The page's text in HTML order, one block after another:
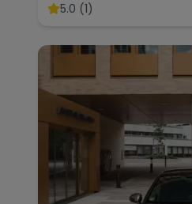
5.0 (1)